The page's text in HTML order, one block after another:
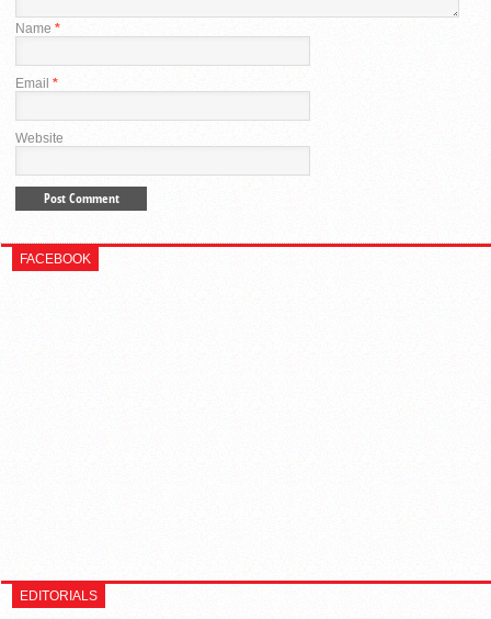
Name *
Email *
Website
FACEBOOK
EDITORIALS